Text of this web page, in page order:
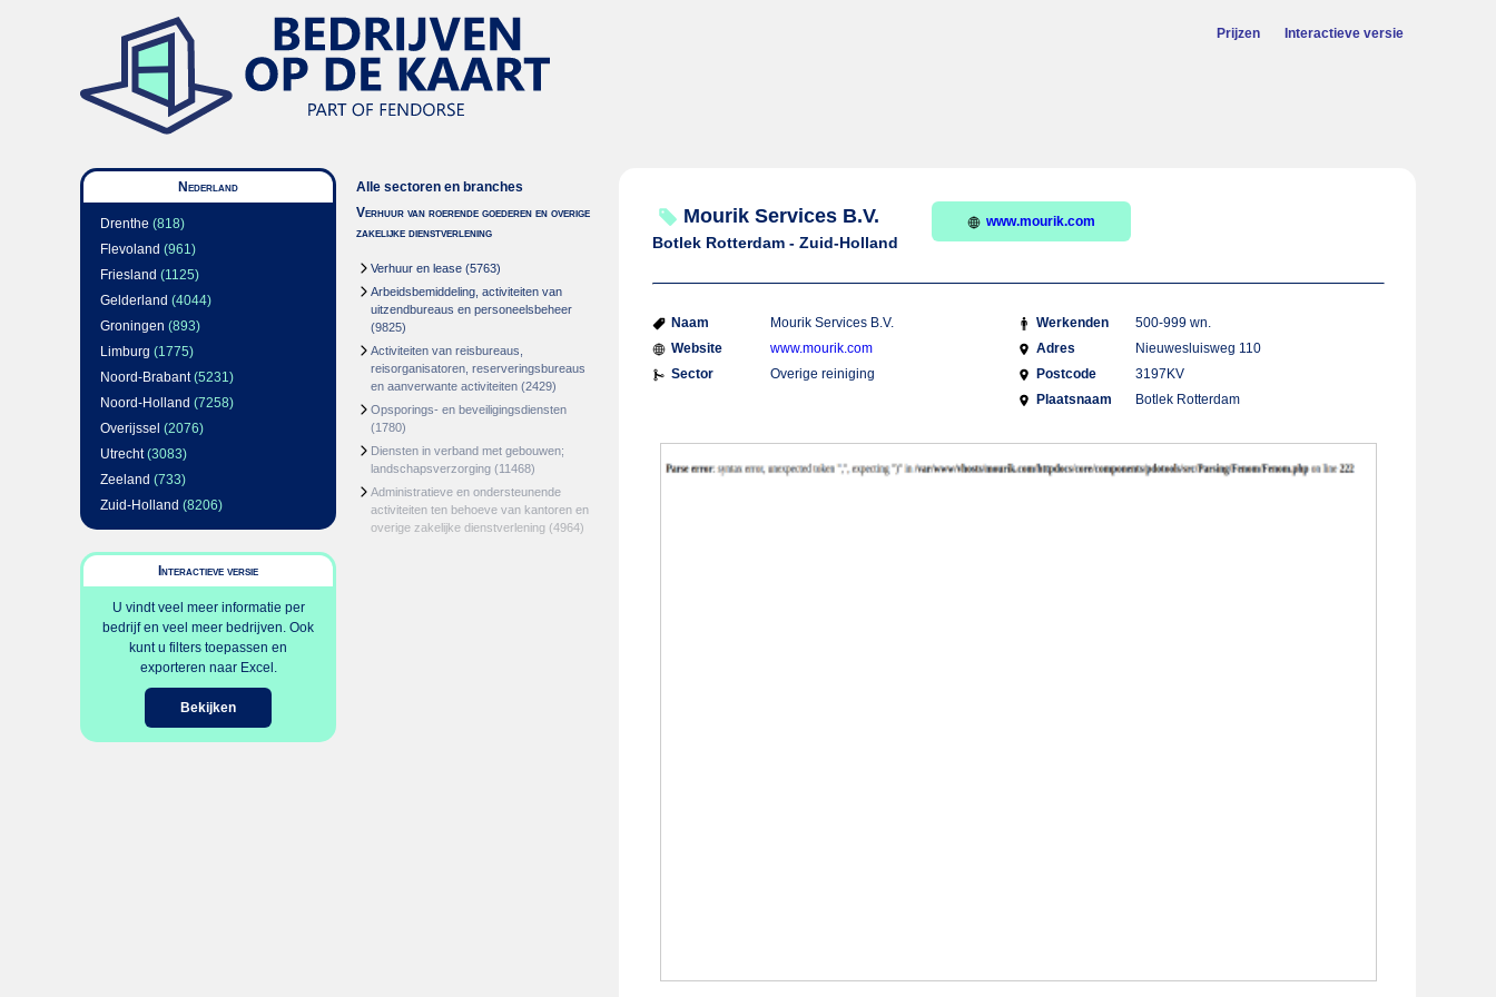
Prijzen Interactieve versie
Nederland
Drenthe (818)
Flevoland (961)
Friesland (1125)
Gelderland (4044)
Groningen (893)
Limburg (1775)
Noord-Brabant(5231)
Noord-Holland (7258)
Overijssel (2076)
Utrecht(3083)
Zeeland (733)
Zuid-Holland (8206)
Interactieve versie
U vindt veel meer informatie per
bedrijf en veel meer bedrijven. Ook
kunt u filters toepassen en
exporteren naar Excel.
Bekijken
Alle sectoren en branches
Verhuur van roerende goederen en overige
zakelijke dienstverlening
Verhuur en lease (5763)
Arbeidsbemiddeling, activiteiten van
uitzendbureaus en personeelsbeheer
(9825)
Activiteiten van reisbureaus,
reisorganisatoren, reserveringsbureaus
en aanverwante activiteiten (2429)
Opsporings- en beveiligingsdiensten
(1780)
Diensten in verband met gebouwen;
landschapsverzorging (11468)
Administratieve en ondersteunende
activiteiten ten behoeve van kantoren en
overige zakelijke dienstverlening (4964)
Mourik Services B.V.
Botlek Rotterdam - Zuid-Holland
www.mourik.com
Naam
Mourik Services B.V.
Website
www.mourik.com
Sector
Overige reiniging
Werkenden
500-999 wn.
Adres
Nieuwesluisweg 110
Postcode
3197KV
Plaatsnaam
Botlek Rotterdam